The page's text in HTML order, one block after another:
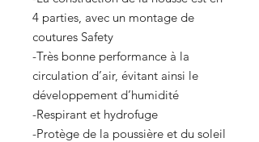
4 parties, avec un montage de
coutures Safety
-Très bonne performance à la
circulation d’air, évitant ainsi le
développement d’humidité
-Respirant et hydrofuge
-Protège de la poussière et du soleil